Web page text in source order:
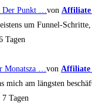
Punkt … von
um Funnel-
Tagen
Monatsza … von Affiliate
mich am längsten
Tagen